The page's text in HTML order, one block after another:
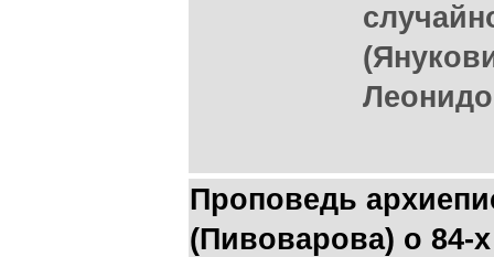
Проповедь
(Пивоварова) о 84-